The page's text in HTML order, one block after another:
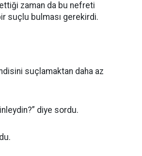
zaman da bu nefreti
suçlu bulması gerekirdi.
suçlamaktan daha az
diye sordu.